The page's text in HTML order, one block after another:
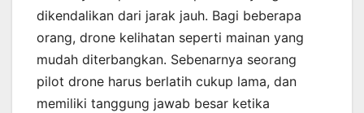
dikendalikan dari jarak jauh. Bagi beberapa
orang, drone kelihatan seperti mainan yang
mudah diterbangkan. Sebenarnya seorang
pilot drone harus berlatih cukup lama, dan
memiliki tanggung jawab besar ketika